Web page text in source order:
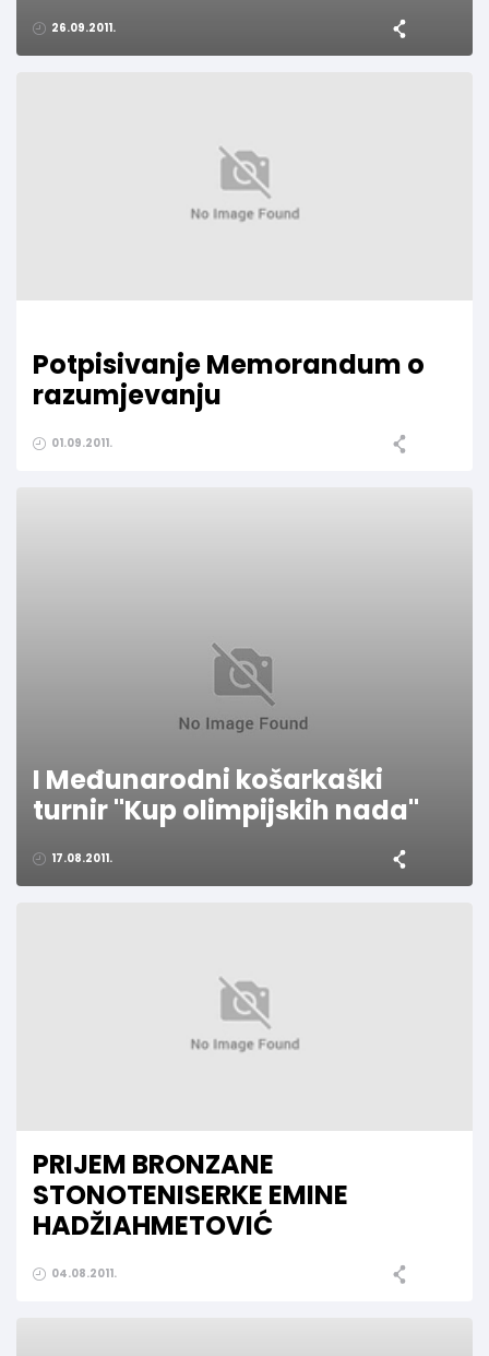
26.09.2011.
Potpisivanje Memorandum o
razumjevanju
01.09.2011.
I Međunarodni košarkaški
turnir "Kup olimpijskih nada"
17.08.2011.
PRIJEM BRONZANE
STONOTENISERKE EMINE
HADŽIAHMETOVIĆ
04.08.2011.